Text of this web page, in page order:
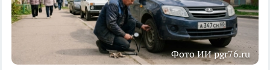
Фото ИИ pgr76.ru